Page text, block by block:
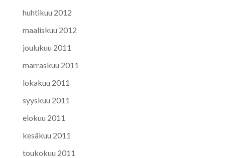
huhtikuu 2012
maaliskuu 2012
joulukuu 2011
marraskuu 2011
lokakuu 2011
syyskuu 2011
elokuu 2011
kesäkuu 2011
toukokuu 2011